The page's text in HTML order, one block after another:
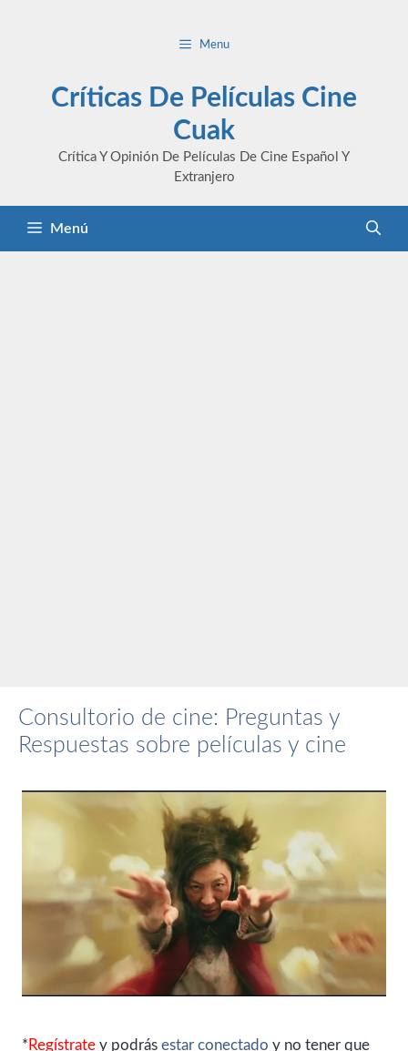
Menu
Críticas De Películas Cine
Cuak
Crítica Y Opinión De Películas De Cine Español Y
Extranjero
Menú
Consultorio de cine: Preguntas y
Respuestas sobre películas y cine
* Regístrate y podrás estar conectado y no tener que